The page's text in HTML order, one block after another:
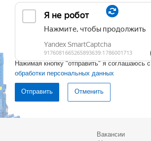
Нажимая кнопку "отправить" я соглашаюсь с
обработки персональных данных
Отменить
Вакансии